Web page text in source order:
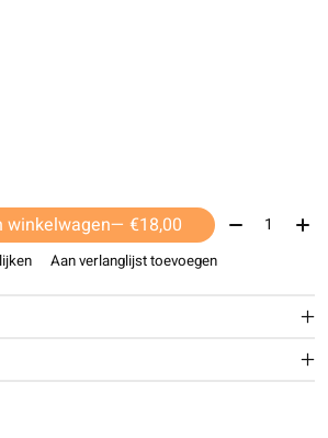
winkelwagen — €18,00 Aantal:
Aan verlanglijst toevoegen